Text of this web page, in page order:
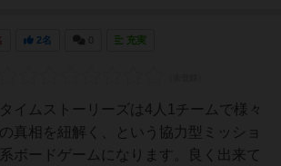
2名 充実
イムストーリーズは4人1チームで様々
真相を紐解く、という協力型ミッショ
ボードゲームになります。良く出来て